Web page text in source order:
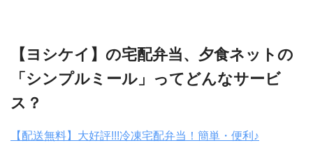
【ヨシケイ】の宅配弁当、夕食ネットの
「シンプルミール」ってどんなサービ
ス？
【配送無料】大好評!!!冷凍宅配弁当！簡単・便利♪